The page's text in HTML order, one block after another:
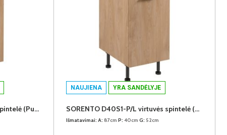
SORENTO D30-P/L virtuvės spintelė (Puccini/Puccini)
NAUJIENA YRA SANDĖLYJE
SORENTO D40S1-P/L virtuvės spintelė (Puccini/Puccini)
Išmatavimai: A: 87cm P: 40cm G: 52cm